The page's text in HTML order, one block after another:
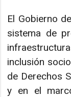
El Gobierno
sistema de
inclusión
de Derechos
y en el